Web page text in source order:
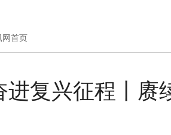
网首页
进复兴征程丨赓